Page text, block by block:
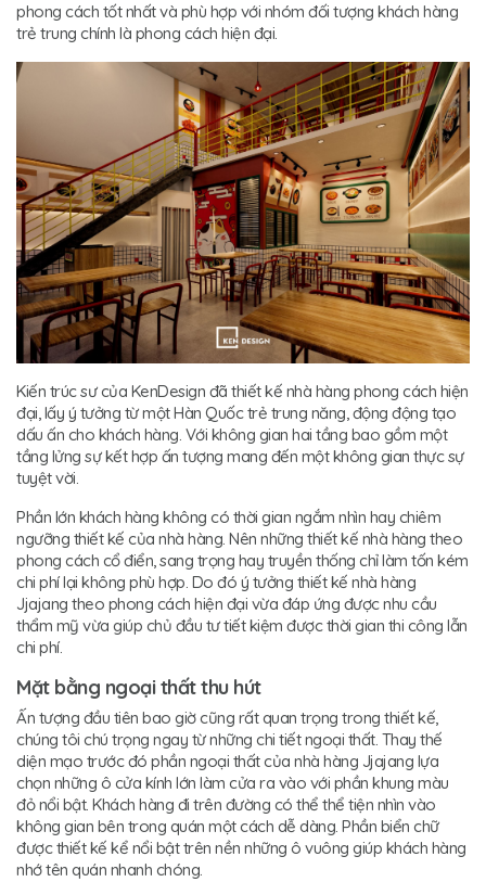
phong cách tốt nhất và phù hợp với nhóm đối tượng khách hàng
trẻ trung chính là phong cách hiện đại.
Kiến trúc sư của KenDesign đã thiết kế nhà hàng phong cách hiện
đại, lấy ý tưởng từ một Hàn Quốc trẻ trung năng, động động tạo
dấu ấn cho khách hàng. Với không gian hai tầng bao gồm một
tầng lửng sự kết hợp ấn tượng mang đến một không gian thực sự
tuyệt vời.
Phần lớn khách hàng không có thời gian ngắm nhìn hay chiêm
ngưỡng thiết kế của nhà hàng. Nên những thiết kế nhà hàng theo
phong cách cổ điển, sang trọng hay truyền thống chỉ làm tốn kém
chi phí lại không phù hợp. Do đó ý tưởng thiết kế nhà hàng
Jjajang theo phong cách hiện đại vừa đáp ứng được nhu cầu
thẩm mỹ vừa giúp chủ đầu tư tiết kiệm được thời gian thi công lẫn
chi phí.
Mặt bằng ngoại thất thu hút
Ấn tượng đầu tiên bao giờ cũng rất quan trọng trong thiết kế,
chúng tôi chú trọng ngay từ những chi tiết ngoại thất. Thay thế
diện mạo trước đó phần ngoại thất của nhà hàng Jjajang lựa
chọn những ô cửa kính lớn làm cửa ra vào với phần khung màu
đỏ nổi bật. Khách hàng đi trên đường có thể thể tiện nhìn vào
không gian bên trong quán một cách dễ dàng. Phần biển chữ
được thiết kế kể nổi bật trên nền những ô vuông giúp khách hàng
nhớ tên quán nhanh chóng.